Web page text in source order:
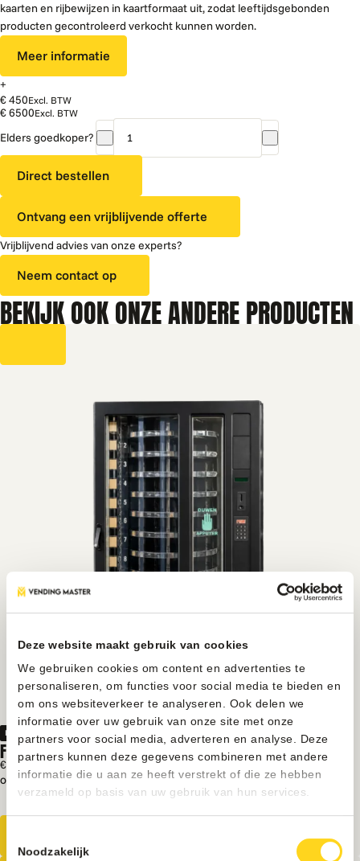
Deze website maakt gebruik van cookies
We gebruiken cookies om content en advertenties te
personaliseren, om functies voor social media te bieden en
om ons websiteverkeer te analyseren. Ook delen we
informatie over uw gebruik van onze site met onze
partners voor social media, adverteren en analyse. Deze
partners kunnen deze gegevens combineren met andere
informatie die u aan ze heeft verstrekt of die ze hebben
verzameld op basis van uw gebruik van hun services.
Noodzakelijk
kaarten en rijbewijzen in kaartformaat uit, zodat leeftijdsgebonden
producten gecontroleerd verkocht kunnen worden.
Meer informatie
+
€ 450Excl. BTW
€ 6500Excl. BTW
Elders goedkoper?
Vendo
drink
Design
Slave
|
DS6
aantal
Direct bestellen
Ontvang een vrijblijvende offerte
Vrijblijvend advies van onze experts?
Neem contact op
BEKIJK OOK ONZE ANDERE PRODUCTEN
Indoor
FAS TROMMELAUTOMAAT | REFURBISHED
€ 4250
Op voorraad
Overzichtelijke productpresentatie